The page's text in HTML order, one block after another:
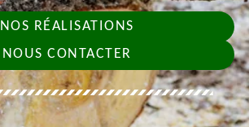
NOS RÉALISATIONS
NOUS CONTACTER